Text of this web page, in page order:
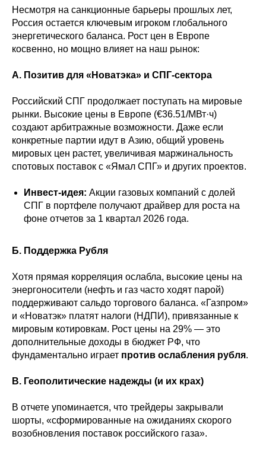
Несмотря на санкционные барьеры прошлых лет,
Россия остается ключевым игроком глобального
энергетического баланса. Рост цен в Европе
косвенно, но мощно влияет на наш рынок:
А. Позитив для «Новатэка» и СПГ-сектора
Российский СПГ продолжает поступать на мировые
рынки. Высокие цены в Европе (€36.51/МВт·ч)
создают арбитражные возможности. Даже если
конкретные партии идут в Азию, общий уровень
мировых цен растет, увеличивая маржинальность
спотовых поставок с «Ямал СПГ» и других проектов.
Инвест-идея: Акции газовых компаний с долей
СПГ в портфеле получают драйвер для роста на
фоне отчетов за 1 квартал 2026 года.
Б. Поддержка Рубля
Хотя прямая корреляция ослабла, высокие цены на
энергоносители (нефть и газ часто ходят парой)
поддерживают сальдо торгового баланса. «Газпром»
и «Новатэк» платят налоги (НДПИ), привязанные к
мировым котировкам. Рост цены на 29% — это
дополнительные доходы в бюджет РФ, что
фундаментально играет против ослабления рубля.
В. Геополитические надежды (и их крах)
В отчете упоминается, что трейдеры закрывали
шорты, «сформированные на ожиданиях скорого
возобновления поставок российского газа».